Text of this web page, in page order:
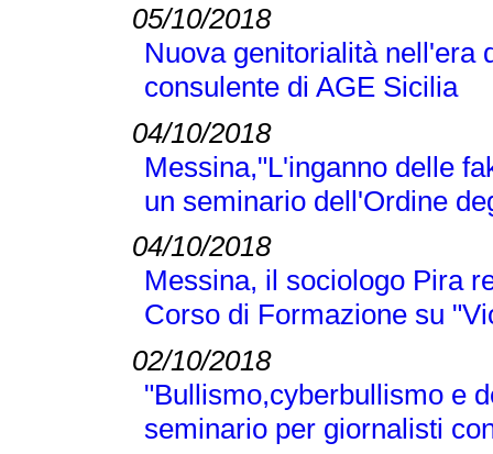
05/10/2018
Nuova genitorialità nell'era
consulente di AGE Sicilia
04/10/2018
Messina,"L'inganno delle
un seminario dell'Ordine
04/10/2018
Messina, il sociologo Pira
Corso di Formazione su
02/10/2018
"Bullismo,cyberbullismo e
seminario per giornalisti